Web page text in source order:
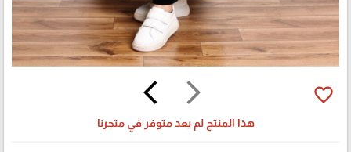
arrow_forward_ios
arrow_back_ios favorite_border
هذا المنتج لم يعد متوفر في متجرنا